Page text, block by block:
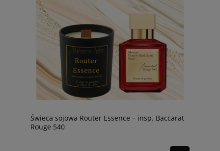
Świeca sojowa Router Essence – insp. Baccarat
Rouge 540